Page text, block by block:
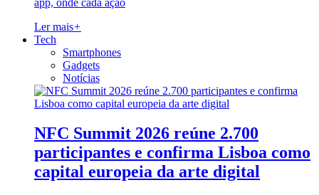
Ler mais+
Tech
Smartphones
Gadgets
Notícias
NFC Summit 2026 reúne 2.700
participantes e confirma Lisboa como
capital europeia da arte digital